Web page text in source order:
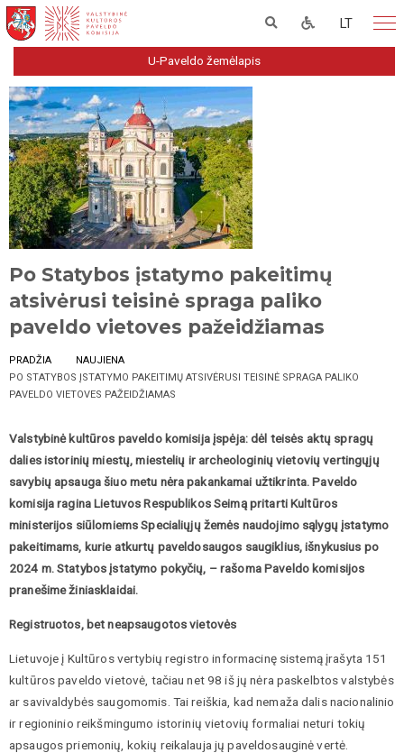
LT
U-Paveldo žemėlapis
Po Statybos įstatymo pakeitimų
atsivėrusi teisinė spraga paliko
paveldo vietoves pažeidžiamas
PRADŽIA
NAUJIENA
PO STATYBOS ĮSTATYMO PAKEITIMŲ ATSIVĖRUSI TEISINĖ SPRAGA PALIKO
PAVELDO VIETOVES PAŽEIDŽIAMAS
Valstybinė kultūros paveldo komisija įspėja: dėl teisės aktų spragų
dalies istorinių miestų, miestelių ir archeologinių vietovių vertingųjų
savybių apsauga šiuo metu nėra pakankamai užtikrinta. Paveldo
komisija ragina Lietuvos Respublikos Seimą pritarti Kultūros
ministerijos siūlomiems Specialiųjų žemės naudojimo sąlygų įstatymo
pakeitimams, kurie atkurtų paveldosaugos saugiklius, išnykusius po
2024 m. Statybos įstatymo pokyčių, – rašoma Paveldo komisijos
pranešime žiniasklaidai.
Registruotos, bet neapsaugotos vietovės
Lietuvoje į Kultūros vertybių registro informacinę sistemą įrašyta 151
kultūros paveldo vietovė, tačiau net 98 iš jų nėra paskelbtos valstybės
ar savivaldybės saugomomis. Tai reiškia, kad nemaža dalis nacionalinio
ir regioninio reikšmingumo istorinių vietovių formaliai neturi tokių
apsaugos priemonių, kokių reikalauja jų paveldosauginė vertė.